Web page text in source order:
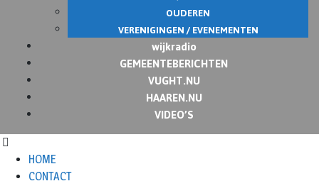
OUDEREN
VERENIGINGEN / EVENEMENTEN
wijkradio
GEMEENTEBERICHTEN
VUGHT.NU
HAAREN.NU
VIDEO’S
HOME
CONTACT